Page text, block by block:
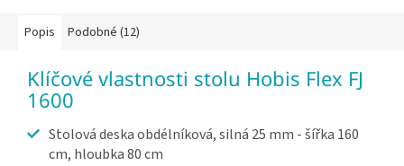
Popis Podobné (12)
Klíčové vlastnosti stolu Hobis Flex FJ
1600
Stolová deska obdélníková, silná 25 mm - šířka 160
cm, hloubka 80 cm